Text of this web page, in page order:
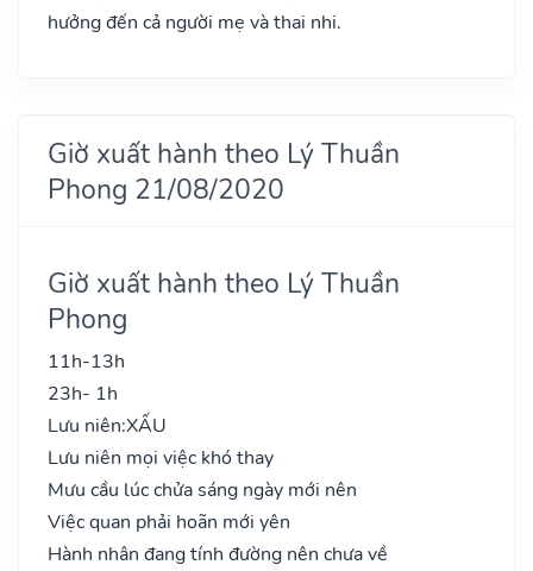
hưởng đến cả người mẹ và thai nhi.
Giờ xuất hành theo Lý Thuần
Phong 21/08/2020
Giờ xuất hành theo Lý Thuần
Phong
11h-13h
23h- 1h
Lưu niên:XẤU
Lưu niên mọi việc khó thay
Mưu cầu lúc chửa sáng ngày mới nên
Việc quan phải hoãn mới yên
Hành nhân đang tính đường nên chưa về